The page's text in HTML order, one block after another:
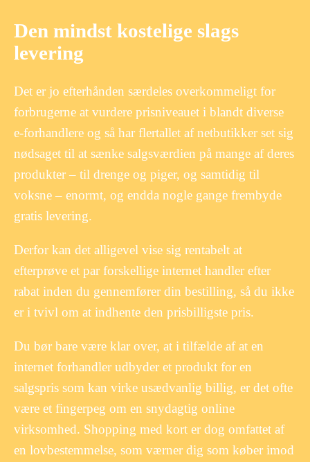
Den mindst kostelige slags
levering
Det er jo efterhånden særdeles overkommeligt for
forbrugerne at vurdere prisniveauet i blandt diverse
e-forhandlere og så har flertallet af netbutikker set sig
nødsaget til at sænke salgsværdien på mange af deres
produkter – til drenge og piger, og samtidig til
voksne – enormt, og endda nogle gange frembyde
gratis levering.
Derfor kan det alligevel vise sig rentabelt at
efterprøve et par forskellige internet handler efter
rabat inden du gennemfører din bestilling, så du ikke
er i tvivl om at indhente den prisbilligste pris.
Du bør bare være klar over, at i tilfælde af at en
internet forhandler udbyder et produkt for en
salgspris som kan virke usædvanlig billig, er det ofte
være et fingerpeg om en snydagtig online
virksomhed. Shopping med kort er dog omfattet af
en lovbestemmelse, som værner dig som køber imod